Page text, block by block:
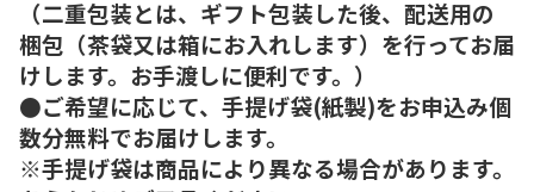
（二重包装とは、ギフト包装した後、配送用の
梱包（茶袋又は箱にお入れします）を行ってお届
けします。お手渡しに便利です。）
●ご希望に応じて、手提げ袋(紙製)をお申込み個
数分無料でお届けします。
※手提げ袋は商品により異なる場合があります。